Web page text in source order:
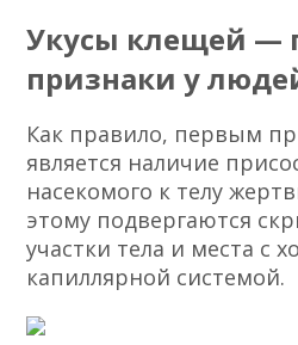
Укусы клещей —
признаки у
Как правило, первым
является наличие
насекомого к телу
этому подвергаются
участки тела и места с
капиллярной системой.